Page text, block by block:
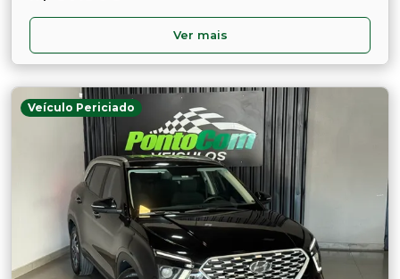
Ver mais
Veículo Periciado